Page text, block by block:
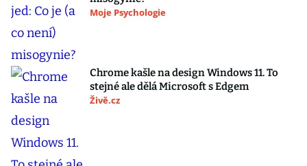
Moje Psychologie
Chrome kašle na design Windows 11. To
stejné ale dělá Microsoft s Edgem
Živě.cz